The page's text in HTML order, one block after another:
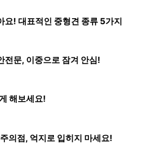
요! 대표적인 중형견 종류 5가지
전문, 이중으로 잠겨 안심!
해보세요!
의점, 억지로 입히지 마세요!